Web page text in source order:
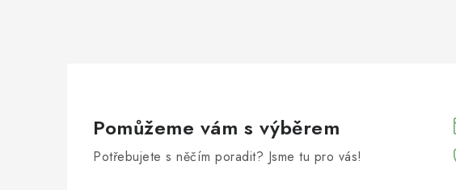
Pomůžeme vám s výběrem
Potřebujete s něčím poradit? Jsme tu pro vás!